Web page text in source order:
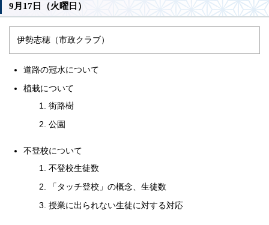
9月17日（火曜日）
伊勢志穂（市政クラブ）
道路の冠水について
植栽について
街路樹
公園
不登校について
不登校生徒数
「タッチ登校」の概念、生徒数
授業に出られない生徒に対する対応